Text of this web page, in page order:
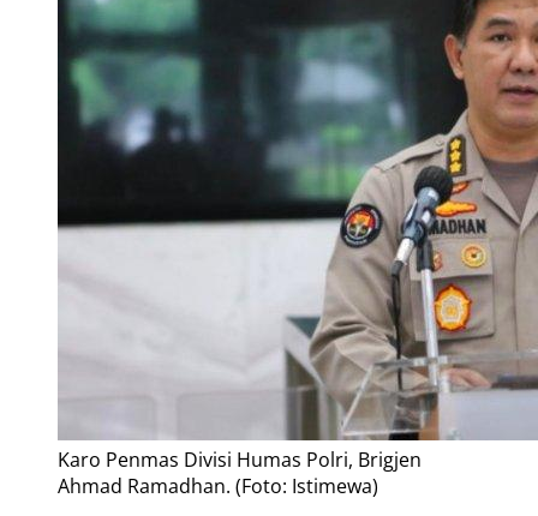
Karo Penmas Divisi Humas Polri, Brigjen
Ahmad Ramadhan. (Foto: Istimewa)